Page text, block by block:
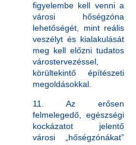
figyelembe kell venni a
városi hőségzóna
lehetőségét, mint reális
veszélyt és kialakulását
meg kell előzni tudatos
várostervezéssel,
körültekintő építészeti
megoldásokkal.
11. Az erősen
felmelegedő, egészségi
kockázatot jelentő
városi „hőségzónákat”